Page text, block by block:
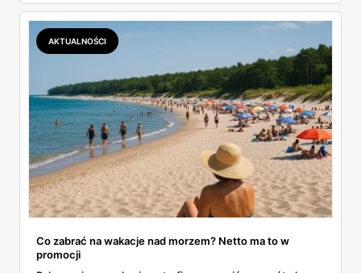
największych sklepów, od Biedronki po Lidla, i
podpowiemy, jak skutecznie tropić okazje w gazetkach
promocyjnych. Koniec z przepłacaniem.
AKTUALNOŚCI
Co zabrać na wakacje nad morzem? Netto ma to w
promocji